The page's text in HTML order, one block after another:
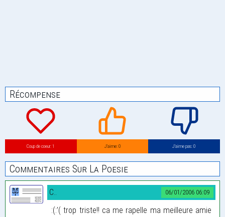
Récompense
Coup de coeur: 1 J’aime: 0 J’aime pas: 0
Commentaires Sur La Poesie
06/01/2006 06:09
C..
:(:’( trop triste!! ca me rapelle ma meilleure amie